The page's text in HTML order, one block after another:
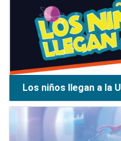
Los niños llegan a la U